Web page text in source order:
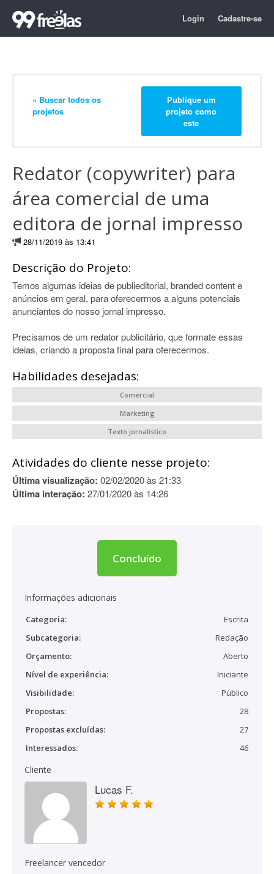
Login Cadastre-se
« Buscar todos os
projetos
Publique um
projeto como
este
Redator (copywriter) para
área comercial de uma
editora de jornal impresso
28/11/2019 às 13:41
Descrição do Projeto:
Temos algumas ideias de publieditorial, branded content e
anúncios em geral, para oferecermos a alguns potenciais
anunciantes do nosso jornal impresso.
Precisamos de um redator publicitário, que formate essas
ideias, criando a proposta final para oferecermos.
Habilidades desejadas:
Comercial
Marketing
Texto jornalístico
Atividades do cliente nesse projeto:
Última visualização: 02/02/2020 às 21:33
Última interação: 27/01/2020 às 14:26
Concluído
Informações adicionais
Categoria:
Escrita
Subcategoria:
Redação
Orçamento:
Aberto
Nível de experiência:
Iniciante
Visibilidade:
Público
Propostas:
28
Propostas excluídas:
27
Interessados:
46
Cliente
Lucas F.
Freelancer vencedor